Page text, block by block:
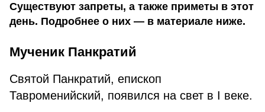
Существуют запреты, а также приметы в этот
день. Подробнее о них — в материале ниже.
Мученик Панкратий
Святой Панкратий, епископ
Тавроменийский, появился на свет в I веке.